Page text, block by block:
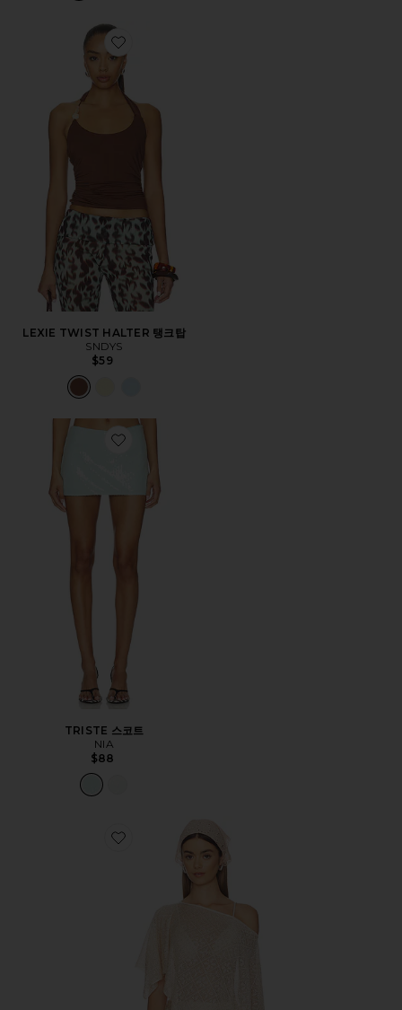
Favorite LEXIE TWIST HALTER 탱크탑
LEXIE TWIST HALTER 탱크탑
SNDYS
$59
Favorite TRISTE 스코트
TRISTE 스코트
NIA
$88